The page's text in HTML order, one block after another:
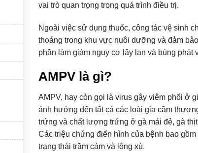
vai trò quan trọng trong quá trình điều trị.
Ngoài việc sử dụng thuốc, công tác vệ sinh
thoáng trong khu vực nuôi dưỡng và đảm
phần làm giảm nguy cơ lây lan và bùng phát
AMPV là gì?
AMPV, hay còn gọi là virus gây viêm phổi ở
ảnh hưởng đến tất cả các loài gia cầm
trứng và chất lượng trứng ở gà mái đẻ, gà
Các triệu chứng điển hình của bệnh bao
trạng thái trầm cảm và lông xù.